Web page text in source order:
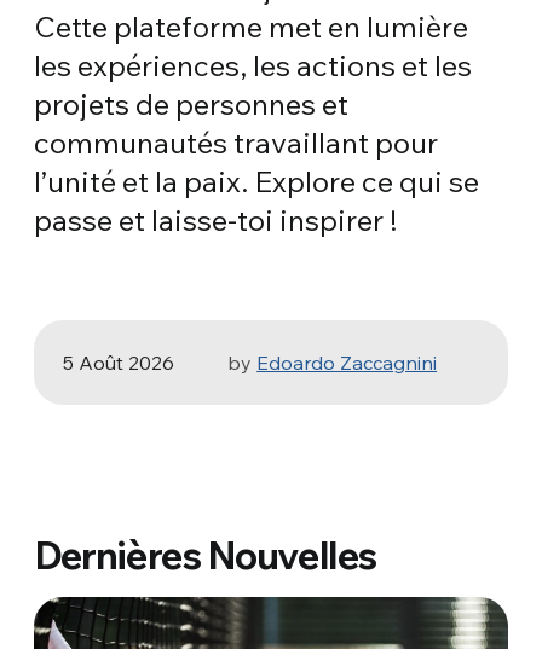
Cette plateforme met en lumière
les expériences, les actions et les
projets de personnes et
communautés travaillant pour
l’unité et la paix. Explore ce qui se
passe et laisse-toi inspirer !
ART ET ENGAGEMENT SOCIAL
Odyssée, de Christopher Nolan :
Ulysse et la nécessité d’une nouvelle
5 Août 2026 by Edoardo Zaccagnini
Dernières Nouvelles